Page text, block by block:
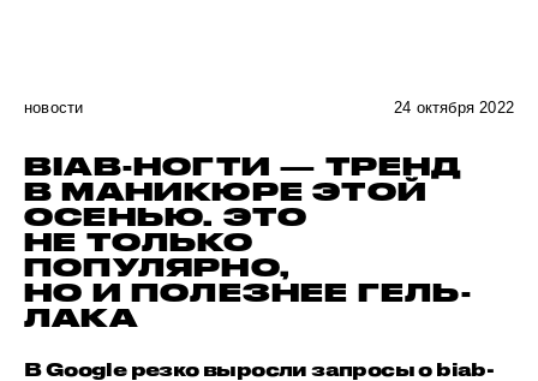
новости 24 октября 2022
BIAB-НОГТИ — ТРЕНД
В МАНИКЮРЕ ЭТОЙ
ОСЕНЬЮ. ЭТО
НЕ ТОЛЬКО
ПОПУЛЯРНО,
НО И ПОЛЕЗНЕЕ ГЕЛЬ-
ЛАКА
В Google резко выросли запросы о biab-